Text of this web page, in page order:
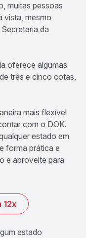
muitas pessoas
vista, mesmo
da
oferece algumas
três e cinco cotas,
mais flexível
com o DOK.
estado em
forma prática e
e aproveite para
12x
estado